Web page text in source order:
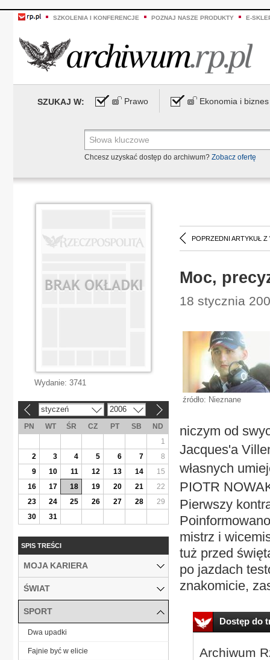
SZKOLENIA I KONFERENCJE POZNAJ NASZE PRODUKTY E-
SZUKAJ W: Prawo Ekonomia i biznes
Chcesz uzyskać dostęp do archiwum? Zobacz ofertę
POPRZEDNI ARTYKUŁ Z
Moc,
18 stycznia
źródło: Nieznane
niczym od
Jacques'a
własnych
PIOTR
Pierwszy
mistrz i
tuż przed
po jazdach
znakomicie,
Dostęp do
Archiwum
Wydanie: 3741
styczeń 2006
PN WT ŚR CZ PT SB
ND
1
2
3 4 5 6 7
8
9
10 11 12 13 14
15
16
17 18 19 20 21
22
23
24 25 26 27 28
29
30
31
SPIS TREŚCI
MOJA KARIERA
ŚWIAT
SPORT
Dwa upadki
Fajnie być w elicie